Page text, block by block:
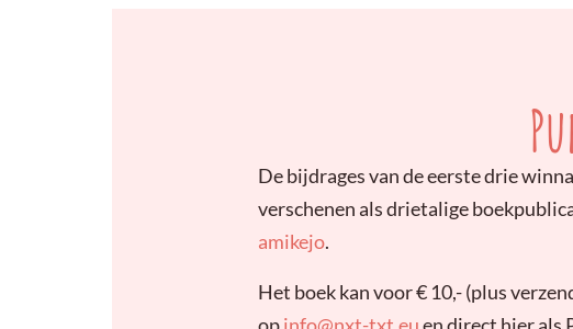
De bijdrages van de eerste drie
verschenen als drietalige
amikejo.
Het boek kan voor € 10,- (plus